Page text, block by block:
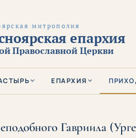
митрополия
епархия
Православной Церкви
ЕПАРХИЯ
Гавриила